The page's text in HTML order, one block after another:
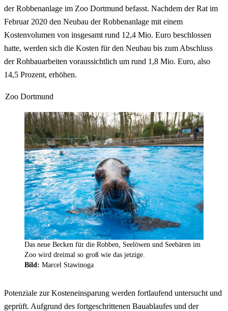
der Robbenanlage im Zoo Dortmund befasst. Nachdem der Rat im
Februar 2020 den Neubau der Robbenanlage mit einem
Kostenvolumen von insgesamt rund 12,4 Mio. Euro beschlossen
hatte, werden sich die Kosten für den Neubau bis zum Abschluss
der Rohbauarbeiten voraussichtlich um rund 1,8 Mio. Euro, also
14,5 Prozent, erhöhen.
Zoo Dortmund
Das neue Becken für die Robben, Seelöwen und Seebären im
Zoo wird dreimal so groß wie das jetzige.
Bild: Marcel Stawinoga
Potenziale zur Kosteneinsparung werden fortlaufend untersucht und
geprüft. Aufgrund des fortgeschrittenen Bauablaufes und der